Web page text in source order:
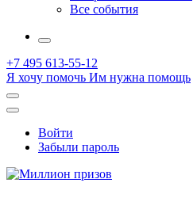
Все события
More
+7 495 613-55-12
Я хочу помочь Им нужна помощь
Открыть
поиск
Профиль
Войти
Забыли пароль